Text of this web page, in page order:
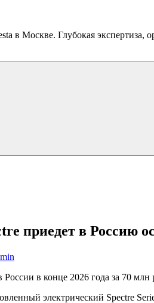
в Москве. Глубокая экспертиза,
приедет в Россию
в конце 2026 года за 70 млн
электрический Spectre